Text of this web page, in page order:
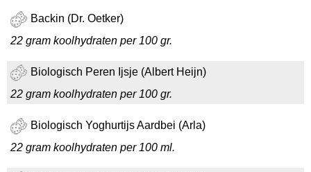
Backin (Dr. Oetker)
22 gram koolhydraten per 100 gr.
Biologisch Peren Ijsje (Albert Heijn)
22 gram koolhydraten per 100 gr.
Biologisch Yoghurtijs Aardbei (Arla)
22 gram koolhydraten per 100 ml.